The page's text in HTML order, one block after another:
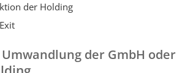
der Holding
der GmbH oder